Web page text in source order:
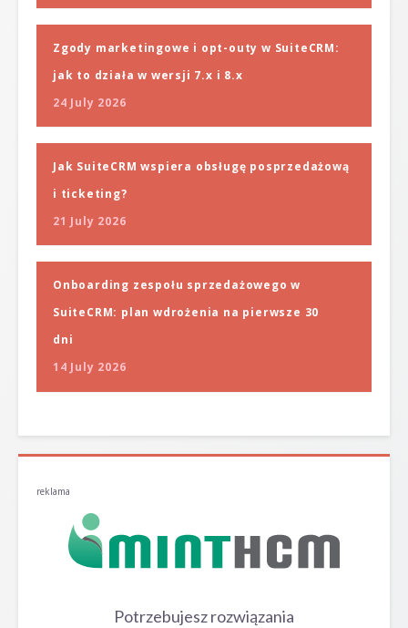
Zgody marketingowe i opt-outy w SuiteCRM:
jak to działa w wersji 7.x i 8.x
24 July 2026
Jak SuiteCRM wspiera obsługę posprzedażową
i ticketing?
21 July 2026
Onboarding zespołu sprzedażowego w
SuiteCRM: plan wdrożenia na pierwsze 30
dni
14 July 2026
reklama
Potrzebujesz rozwiązania